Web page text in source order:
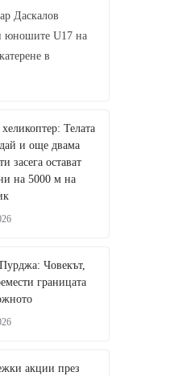
Даскалов
юношите U17 на
в
Телата
и още двама
засега остават
на 5000 м на
Човекът,
границата
акции през